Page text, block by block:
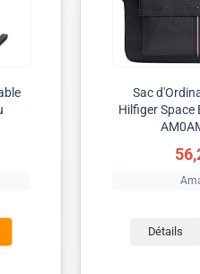
Sac
Hilfiger Space
Détails